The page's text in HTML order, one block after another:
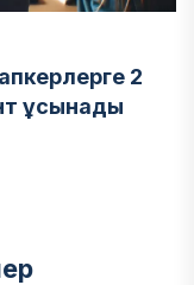
2
ұсынады